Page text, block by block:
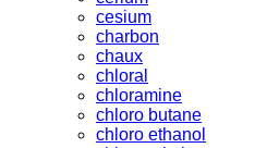
cesium
charbon
chaux
chloral
chloramine
chloro butane
chloro ethanol